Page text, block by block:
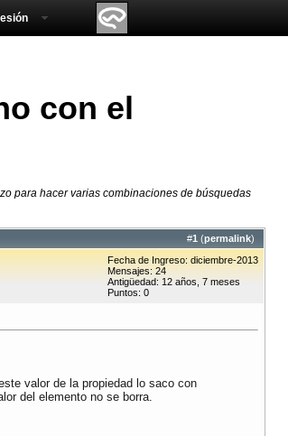
con el
para hacer varias combinaciones de búsquedas
#1 (permalink)
Fecha de Ingreso: diciembre-2013
Mensajes: 24
Antigüedad: 12 años, 7 meses
Puntos: 0
valor de la propiedad lo saco con
del elemento no se borra.